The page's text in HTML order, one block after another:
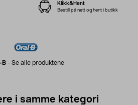
B - Se alle produktene
Klikk&Hent
Bestill på nett og hent i butikk
i samme kategori